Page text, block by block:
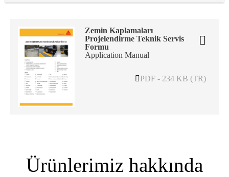
Zemin Kaplamaları
Projelendirme Teknik Servis
Formu
Application Manual
PDF - 234 KB (TR)
Ürünlerimiz hakkında